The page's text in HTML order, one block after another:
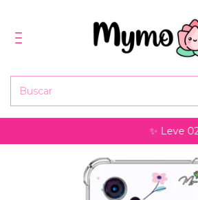
✨ Leve 02